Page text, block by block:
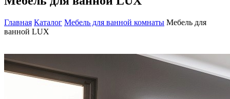
Главная Каталог Мебель для ванной комнаты Мебель для
ванной LUX